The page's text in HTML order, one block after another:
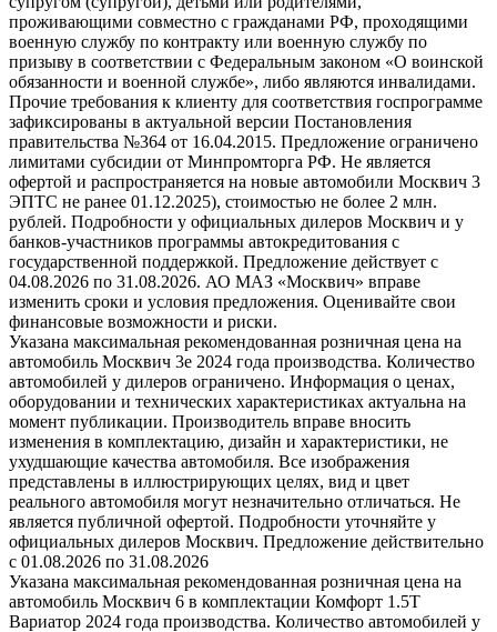
проживающими совместно с гражданами РФ, проходящими
военную службу по контракту или военную службу по
призыву в соответствии с Федеральным законом «О воинской
обязанности и военной службе», либо являются инвалидами.
Прочие требования к клиенту для соответствия госпрограмме
зафиксированы в актуальной версии Постановления
правительства №364 от 16.04.2015. Предложение ограничено
лимитами субсидии от Минпромторга РФ. Не является
офертой и распространяется на новые автомобили Москвич 3
ЭПТС не ранее 01.12.2025), стоимостью не более 2 млн.
рублей. Подробности у официальных дилеров Москвич и у
банков-участников программы автокредитования с
государственной поддержкой. Предложение действует с
04.08.2026 по 31.08.2026. АО МАЗ «Москвич» вправе
изменить сроки и условия предложения. Оценивайте свои
финансовые возможности и риски.
Указана максимальная рекомендованная розничная цена на
автомобиль Москвич 3e 2024 года производства. Количество
автомобилей у дилеров ограничено. Информация о ценах,
оборудовании и технических характеристиках актуальна на
момент публикации. Производитель вправе вносить
изменения в комплектацию, дизайн и характеристики, не
ухудшающие качества автомобиля. Все изображения
представлены в иллюстрирующих целях, вид и цвет
реального автомобиля могут незначительно отличаться. Не
является публичной офертой. Подробности уточняйте у
официальных дилеров Москвич. Предложение действительно
с 01.08.2026 по 31.08.2026
Указана максимальная рекомендованная розничная цена на
автомобиль Москвич 6 в комплектации Комфорт 1.5T
Вариатор 2024 года производства. Количество автомобилей у